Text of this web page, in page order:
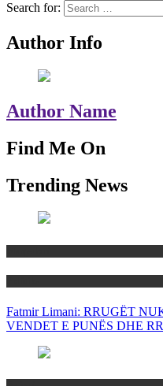
Search for:
Author Info
Author Name
Find Me On
Trending News
Fatmir Limani: RRUGËT
VENDET E PUNËS DHE